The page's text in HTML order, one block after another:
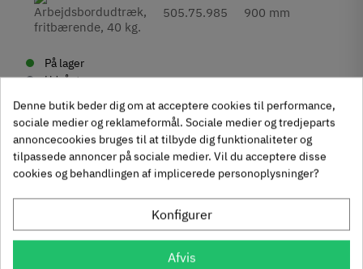
505.75.985 900 mm
På lager
Udgået
beskrivelse)
Produktegenskaber
Reference505.75.984
Denne butik beder dig om at acceptere cookies til performance,
sociale medier og reklameformål. Sociale medier og tredjeparts
annoncecookies bruges til at tilbyde dig funktionaliteter og
tilpassede annoncer på sociale medier. Vil du acceptere disse
cookies og behandlingen af implicerede personoplysninger?
Konfigurer
Afvis